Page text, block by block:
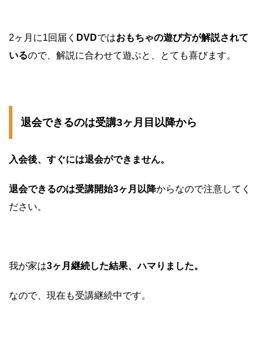
2ヶ月に1回届く DVDではおもちゃの遊び方が解説されて
いるので、解説に合わせて遊ぶと、とても喜びます。
退会できるのは受講3ヶ月目以降から
入会後、すぐには退会ができません。
退会できるのは受講開始3ヶ月以降からなので注意してく
ださい。
我が家は3ヶ月継続した結果、ハマりました。
なので、現在も受講継続中です。